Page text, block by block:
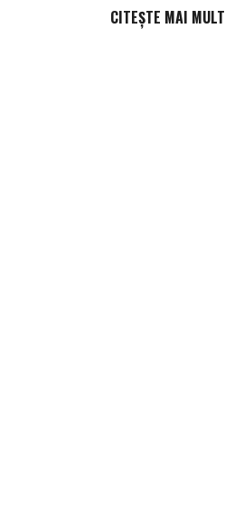
CITEȘTE MAI MULT